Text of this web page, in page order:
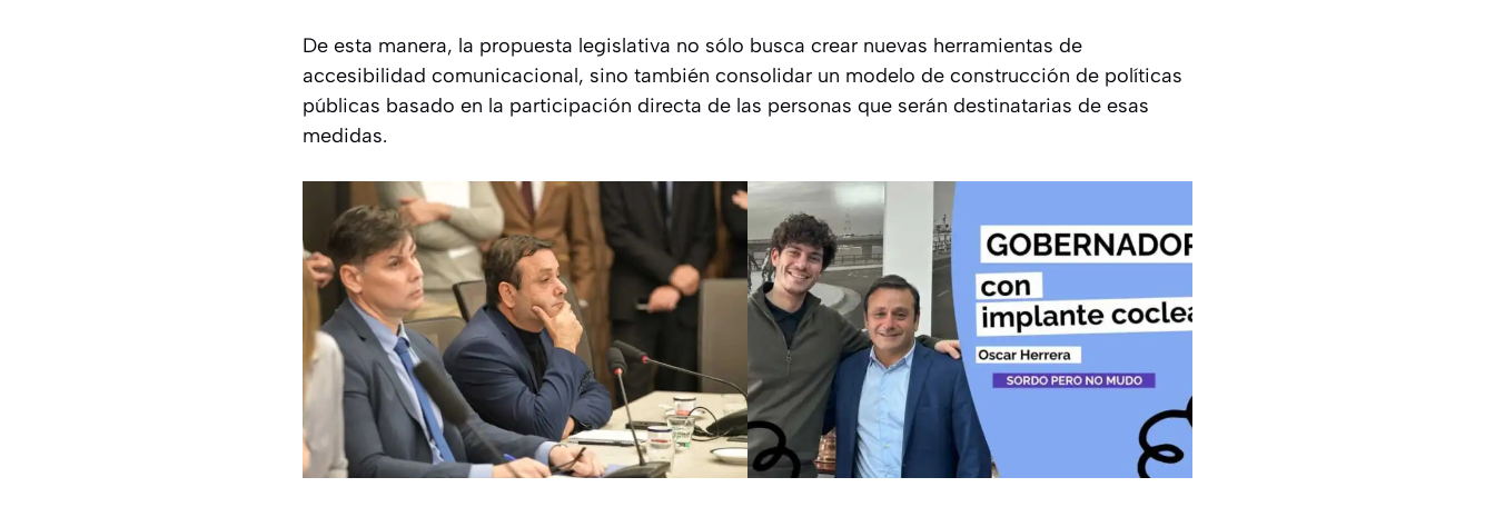
De esta manera, la propuesta legislativa no sólo busca crear nuevas herramientas de
accesibilidad comunicacional, sino también consolidar un modelo de construcción de políticas
públicas basado en la participación directa de las personas que serán destinatarias de esas
medidas.